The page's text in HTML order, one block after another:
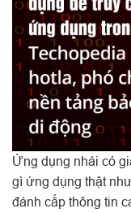
Ứng dụng nhái có
gì ứng dụng thật
đánh cắp thông tin